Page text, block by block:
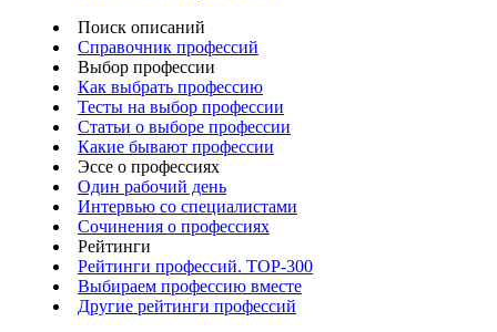
Поиск описаний
Справочник профессий
Выбор профессии
Как выбрать профессию
Тесты на выбор профессии
Статьи о выборе профессии
Какие бывают профессии
Эссе о профессиях
Один рабочий день
Интервью со специалистами
Сочинения о профессиях
Рейтинги
Рейтинги профессий. TOP-300
Выбираем профессию вместе
Другие рейтинги профессий